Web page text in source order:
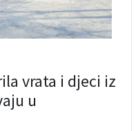
vrata i djeci iz
u